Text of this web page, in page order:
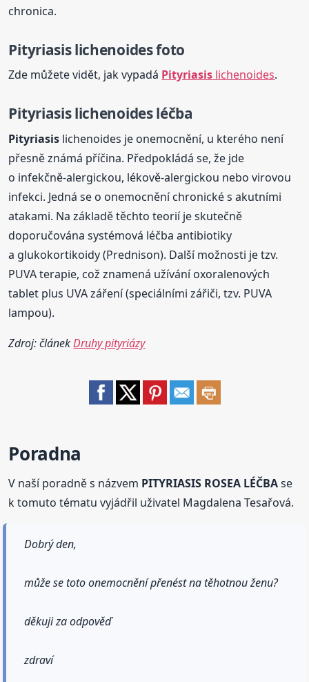
chronica.
Pityriasislichenoidesfoto
Zde můžete vidět, jak vypadá Pityriasis lichenoides.
Pityriasislichenoides léčba
Pityriasis lichenoides je onemocnění, u kterého není
přesně známá příčina. Předpokládá se, že jde
o infekčně-alergickou, lékově-alergickou nebo virovou
infekci. Jedná se o onemocnění chronické s akutními
atakami. Na základě těchto teorií je skutečně
doporučována systémová léčba antibiotiky
a glukokortikoidy (Prednison). Další možnosti je tzv.
PUVA terapie, což znamená užívání oxoralenových
tablet plus UVA záření (speciálními zářiči, tzv. PUVA
lampou).
Zdroj: článekDruhy pityriázy
Poradna
V naší poradně s názvem PITYRIASIS ROSEA LÉČBAse
k tomuto tématu vyjádřil uživatel Magdalena Tesařová.
Dobrý den,
může se toto onemocnění přenést na těhotnou ženu?
děkuji za odpověď
zdraví